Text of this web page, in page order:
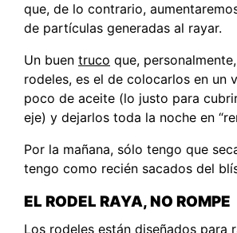
que, de lo contrario,
de partículas generadas al rayar.
Un buen truco que,
rodeles, es el de colocarlos en un
poco de aceite (lo justo para
eje) y dejarlos toda la noche en
Por la mañana, sólo tengo que
tengo como recién sacados del
EL RODEL RAYA, NO ROMPE
Los rodeles están diseñados para